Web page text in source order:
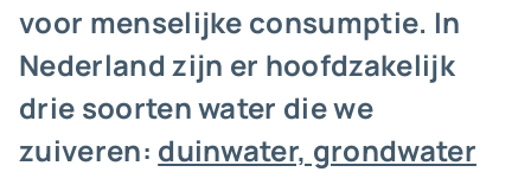
voor menselijke consumptie. In
Nederland zijn er hoofdzakelijk
drie soorten water die we
zuiveren: duinwater, grondwater